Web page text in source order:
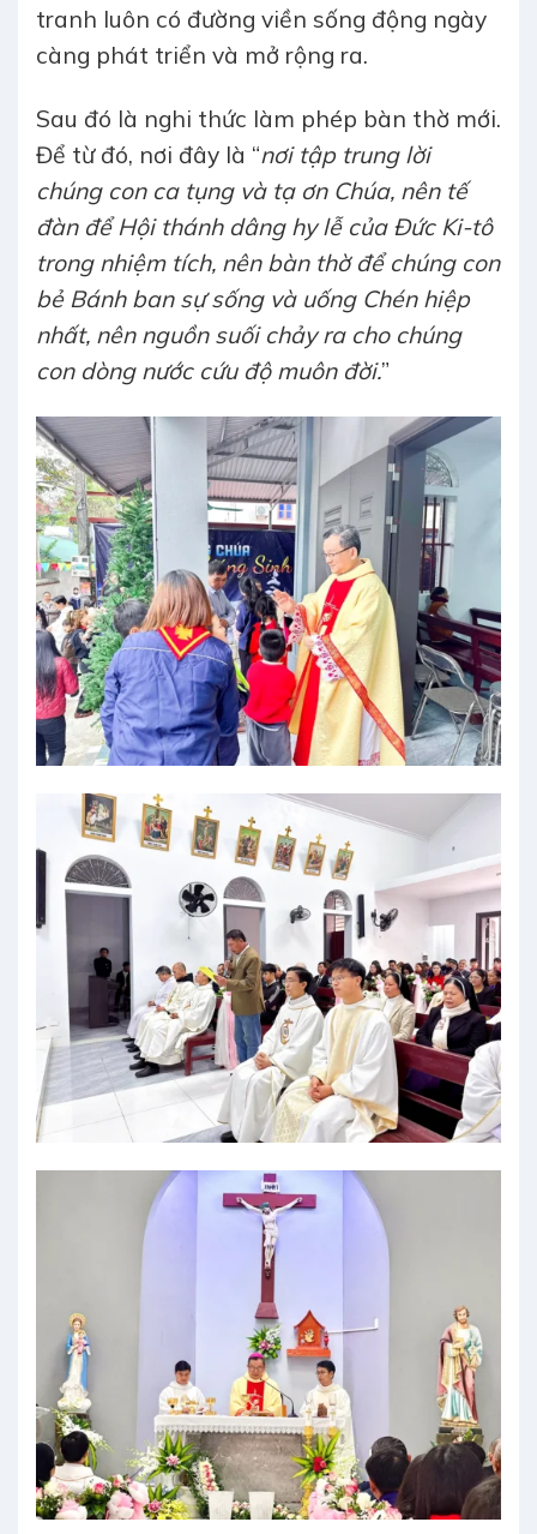
tranh luôn có đường viền sống động ngày
càng phát triển và mở rộng ra.
Sau đó là nghi thức làm phép bàn thờ mới.
Để từ đó, nơi đây là “nơi tập trung lời
chúng con ca tụng và tạ ơn Chúa, nên tế
đàn để Hội thánh dâng hy lễ của Đức Ki-tô
trong nhiệm tích, nên bàn thờ để chúng con
bẻ Bánh ban sự sống và uống Chén hiệp
nhất, nên nguồn suối chảy ra cho chúng
con dòng nước cứu độ muôn đời.”